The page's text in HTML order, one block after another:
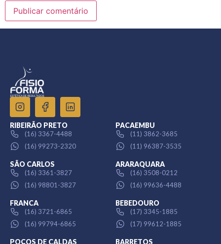
RIBEIRÃO PRETO
(16) 3367-4488
(16) 99273-2320
PACAEMBU
(11) 3862-3685
(11) 96387-3535
SÃO CARLOS
(16) 3361-3827
(16) 98801-3827
ARARAQUARA
(16) 3508-0212
(16) 99636-4488
FRANCA
(16) 3721-6865
(16) 99794-6865
BEBEDOURO
(17) 3345-1885
(17) 99612-1885
POÇOS DE CALDAS BARRETOS